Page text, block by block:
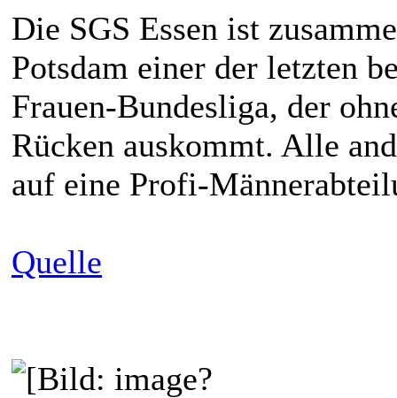
Die SGS Essen ist
Potsdam einer der letzten
Frauen-Bundesliga, der
Rücken auskommt. Alle
auf eine Profi-
Quelle